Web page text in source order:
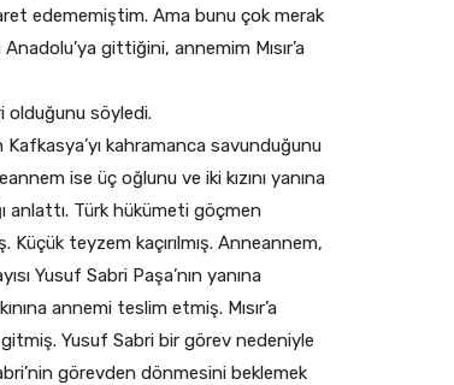
edememiştim. Ama bunu çok merak
gittiğini, annemim Mısır’a
olduğunu söyledi.
Kafkasya’yı kahramanca savunduğunu
ise üç oğlunu ve iki kızını yanına
anlattı. Türk hükümeti göçmen
teyzem kaçırılmış. Anneannem,
Yusuf Sabri Paşa’nın yanına
annemi teslim etmiş. Mısır’a
gitmiş. Yusuf Sabri bir görev nedeniyle
görevden dönmesini beklemek